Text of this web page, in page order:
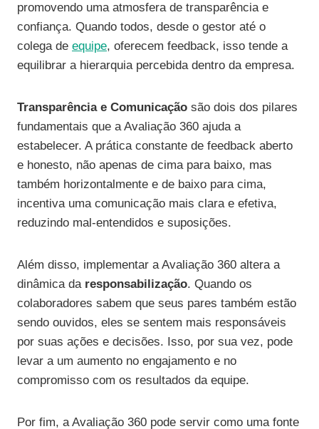
promovendo uma atmosfera de transparência e
confiança. Quando todos, desde o gestor até o
colega de equipe, oferecem feedback, isso tende a
equilibrar a hierarquia percebida dentro da empresa.
Transparência e Comunicação são dois dos pilares
fundamentais que a Avaliação 360 ajuda a
estabelecer. A prática constante de feedback aberto
e honesto, não apenas de cima para baixo, mas
também horizontalmente e de baixo para cima,
incentiva uma comunicação mais clara e efetiva,
reduzindo mal-entendidos e suposições.
Além disso, implementar a Avaliação 360 altera a
dinâmica da responsabilização. Quando os
colaboradores sabem que seus pares também estão
sendo ouvidos, eles se sentem mais responsáveis
por suas ações e decisões. Isso, por sua vez, pode
levar a um aumento no engajamento e no
compromisso com os resultados da equipe.
Por fim, a Avaliação 360 pode servir como uma fonte